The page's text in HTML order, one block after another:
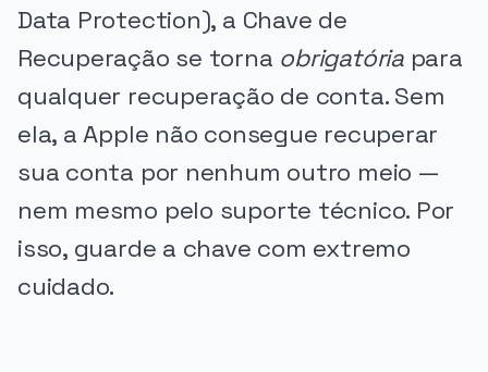
Data Protection), a Chave de
Recuperação se torna obrigatóriapara
qualquer recuperação de conta. Sem
ela, a Apple não consegue recuperar
sua conta por nenhum outro meio —
nem mesmo pelo suporte técnico. Por
isso, guarde a chave com extremo
cuidado.